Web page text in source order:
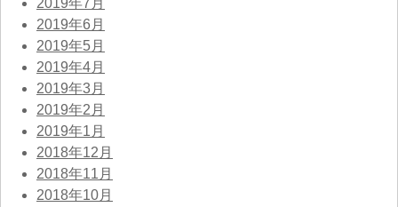
2019年6月
2019年5月
2019年4月
2019年3月
2019年2月
2019年1月
2018年12月
2018年11月
2018年10月